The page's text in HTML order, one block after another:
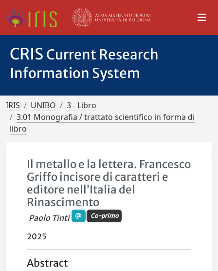
CRIS Current Research
Information System
IRIS UNIBO
3 - Libro
3.01 Monografia / trattato scientifico in forma di
libro
Il metallo e la lettera. Francesco
Griffo incisore di caratteri e
editore nell’Italia del
Rinascimento
Paolo Tinti Co-primo
2025
Abstract